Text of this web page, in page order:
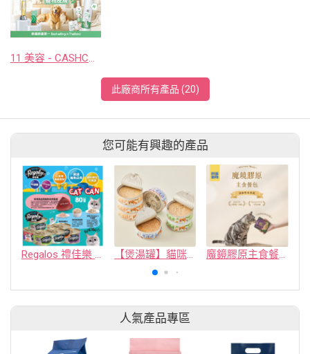
11 美容 - CASHCOWTECH CO., LTD.
此廠商所有產品 (20)
您可能有興趣的產品
Regalos 禮佳樂 貓罐 80g 白身鮪海豐罐&鮮嫩雞盛宴罐系列 【煲湯罐】貓咪主食罐系列 魔鏡膠原主食餐包
人氣產品專區